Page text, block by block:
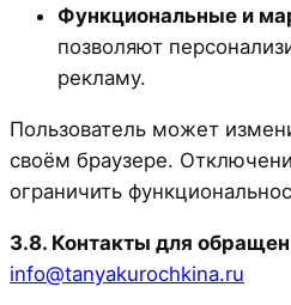
Функциональные и
позволяют
рекламу.
Пользователь может
своём браузере.
ограничить
3.8. Контакты для
info@tanyakurochkina.ru